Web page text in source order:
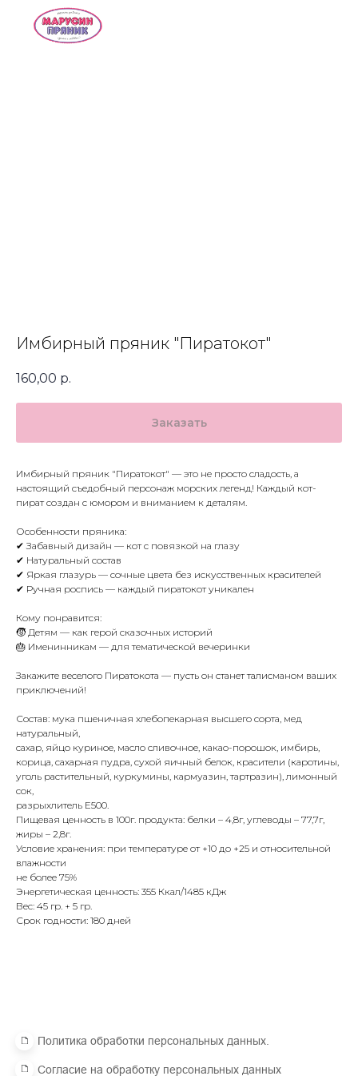
Имбирный пряник "Пиратокот"
160,00 р.
Заказать
Имбирный пряник "Пиратокот" — это не просто сладость, а
настоящий съедобный персонаж морских легенд! Каждый кот-
пират создан с юмором и вниманием к деталям.
Особенности пряника:
✔ Забавный дизайн — кот с повязкой на глазу
✔ Натуральный состав
✔ Яркая глазурь — сочные цвета без искусственных красителей
✔ Ручная роспись — каждый пиратокот уникален
Кому понравится:
🧒 Детям — как герой сказочных историй
🎂 Именинникам — для тематической вечеринки
Закажите веселого Пиратокота — пусть он станет талисманом ваших
приключений!
Состав: мука пшеничная хлебопекарная высшего сорта, мед
натуральный,
сахар, яйцо куриное, масло сливочное, какао-порошок, имбирь,
корица, сахарная пудра, сухой яичный белок, красители (каротины,
уголь растительный, куркумины, кармуазин, тартразин), лимонный
сок,
разрыхлитель Е500.
Пищевая ценность в 100г. продукта: белки – 4,8г, углеводы – 77,7г,
жиры – 2,8г.
Условие хранения: при температуре от +10 до +25 и относительной
влажности
не более 75%
Энергетическая ценность: 355 Ккал/1485 кДж
Вес: 45 гр. + 5 гр.
Срок годности: 180 дней
Согласие на обработку персональных данных
Политика обработки персональных данных.